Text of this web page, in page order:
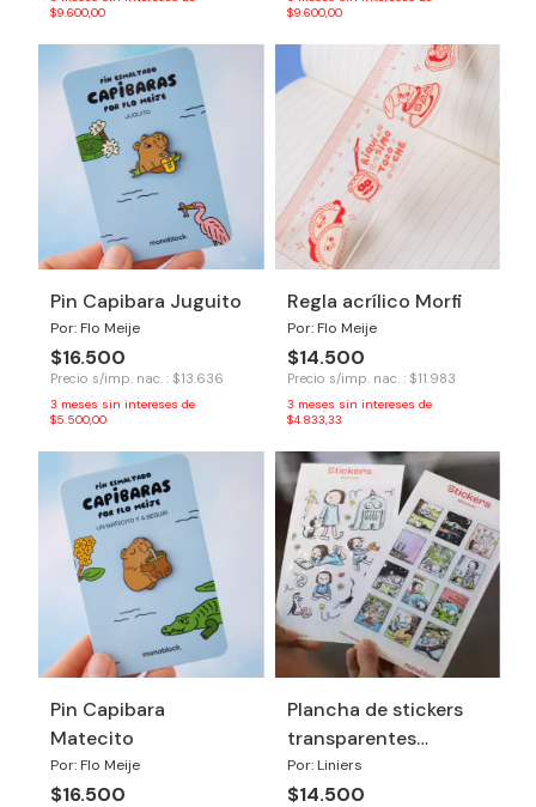
$9.600,00
$9.600,00
Pin Capibara Juguito
Por: Flo Meije
$16.500
Precio s/imp. nac. : $13.636
3 meses sin intereses de
$5.500,00
Regla acrílico Morfi
Por: Flo Meije
$14.500
Precio s/imp. nac. : $11.983
3 meses sin intereses de
$4.833,33
Pin Capibara
Matecito
Por: Flo Meije
$16.500
Plancha de stickers
transparentes
Macanudo
Por: Liniers
$14.500